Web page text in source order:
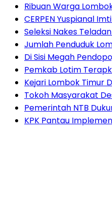
Ribuan Warga
CERPEN Yuspianal
Seleksi Nakes
Jumlah Penduduk
Di Sisi Megah
Pemkab Lotim
Kejari Lombok Timur
Tokoh Masyarakat
Pemerintah NTB
KPK Pantau